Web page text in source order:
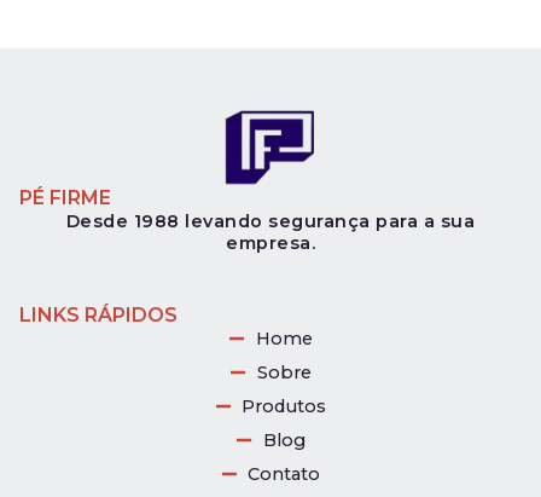
PÉ FIRME
Desde 1988 levando segurança para a sua
empresa.
LINKS RÁPIDOS
Home
Sobre
Produtos
Blog
Contato